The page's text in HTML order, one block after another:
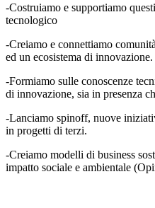
-Costruiamo e supportiamo
tecnologico
-Creiamo e connettiamo
ed un ecosistema di innovazione.
-Formiamo sulle conoscenze
di innovazione, sia in presenza
-Lanciamo spinoff, nuove
in progetti di terzi.
-Creiamo modelli di business
impatto sociale e ambientale